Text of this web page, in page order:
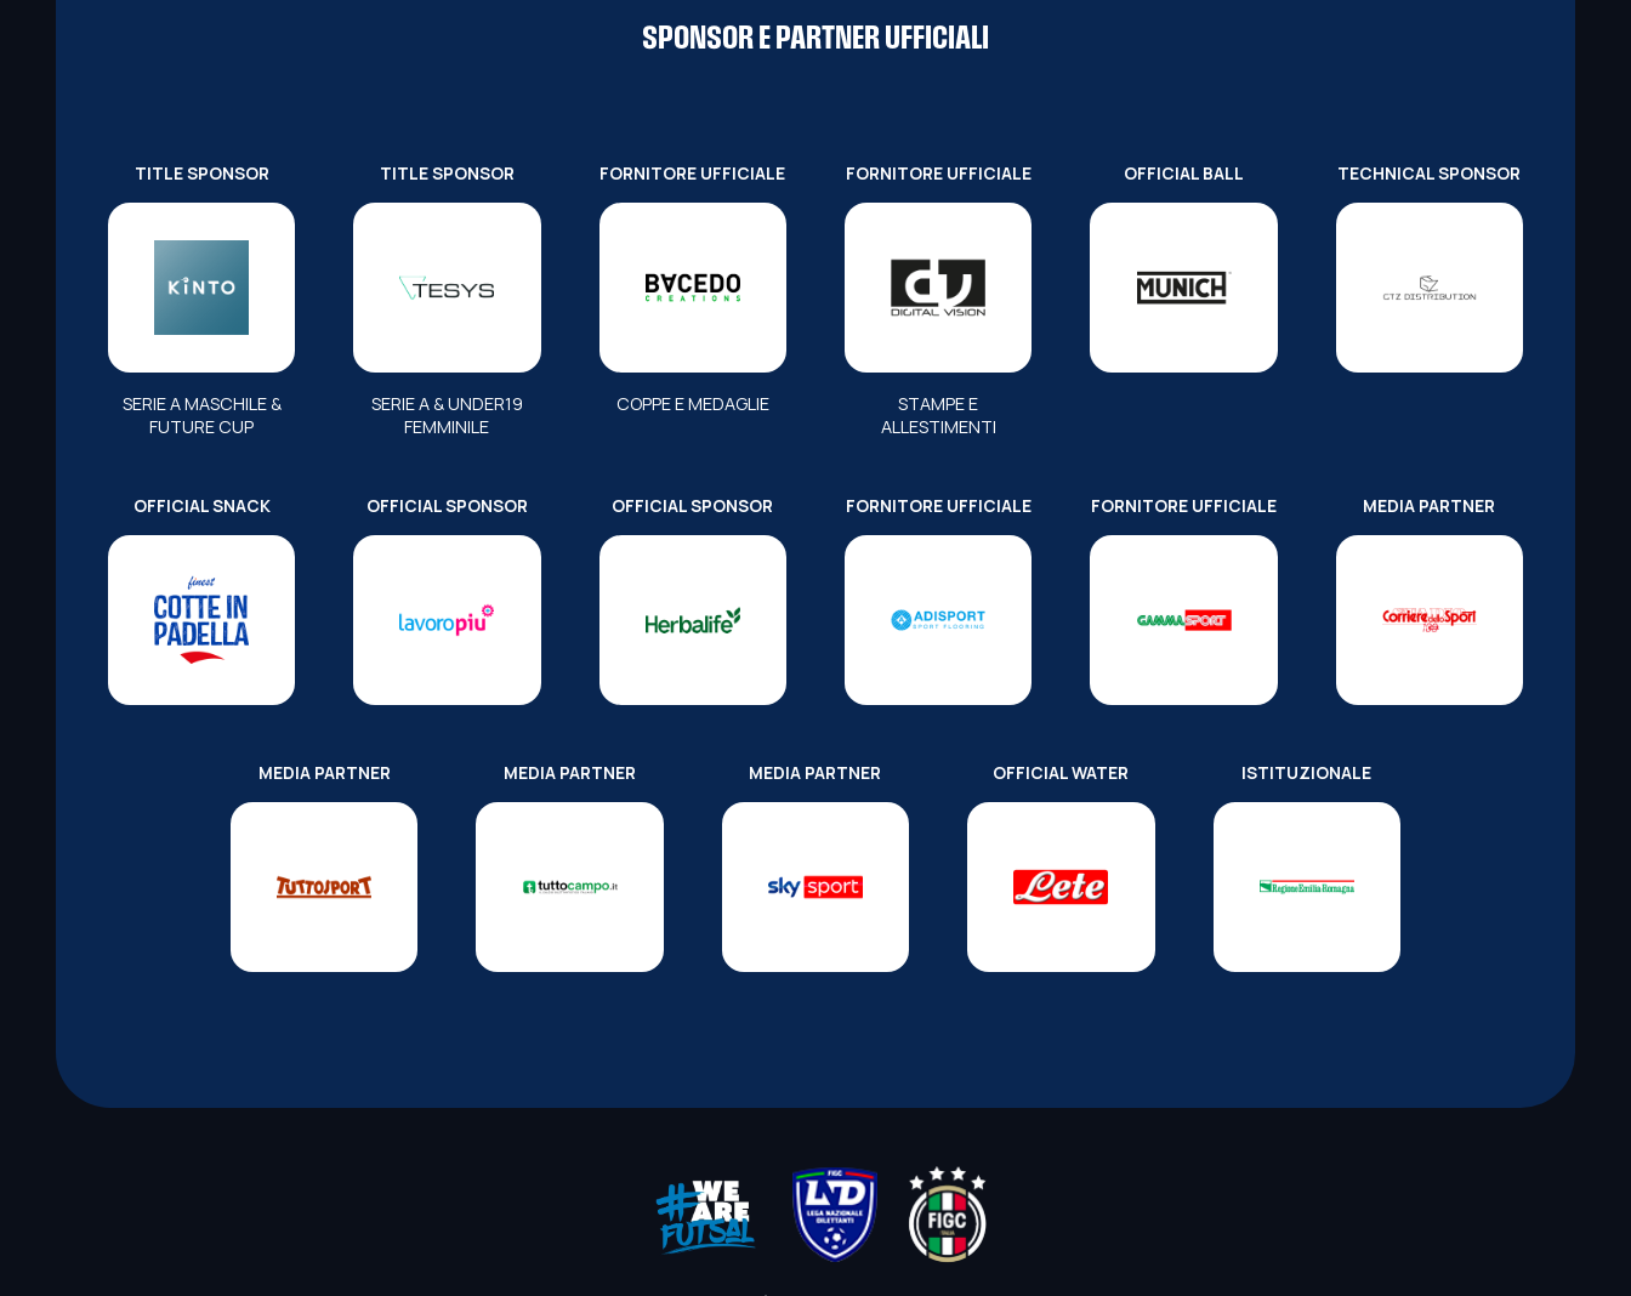
SPONSOR E PARTNER UFFICIALI
TITLE SPONSOR
SERIE A MASCHILE &
FUTURE CUP
TITLE SPONSOR
SERIE A & UNDER19
FEMMINILE
FORNITORE UFFICIALE
COPPE E MEDAGLIE
FORNITORE UFFICIALE
STAMPE E
ALLESTIMENTI
OFFICIAL BALL TECHNICAL SPONSOR
OFFICIAL SNACK OFFICIAL SPONSOR OFFICIAL SPONSOR FORNITORE UFFICIALE FORNITORE UFFICIALE MEDIA PARTNER
MEDIA PARTNER MEDIA PARTNER MEDIA PARTNER OFFICIAL WATER ISTITUZIONALE